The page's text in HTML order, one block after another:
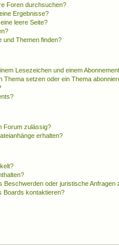
Foren durchsuchen?
Ergebnisse?
leere Seite?
und Themen finden?
Lesezeichen und einem
Thema setzen oder ein Thema
Forum zulässig?
erhalten?
Beschwerden oder juristische Anfragen
Boards kontaktieren?